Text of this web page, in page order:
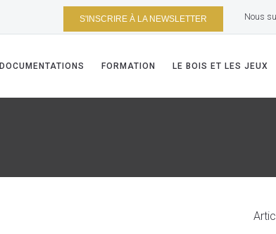
S'INSCRIRE À LA NEWSLETTER Nous
DOCUMENTATIONS FORMATION LE BOIS ET LES JEUX